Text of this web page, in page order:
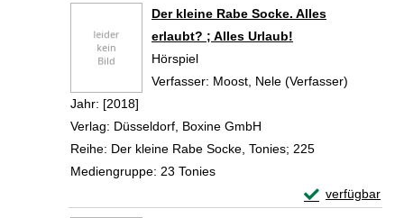
Der kleine Rabe Socke. Alles
erlaubt? ; Alles Urlaub!
Hörspiel
Verfasser: Moost, Nele (Verfasser)
Jahr: [2018]
Verlag: Düsseldorf, Boxine GmbH
Reihe: Der kleine Rabe Socke, Tonies; 225
Mediengruppe: 23 Tonies
verfügbar
Exemplar-